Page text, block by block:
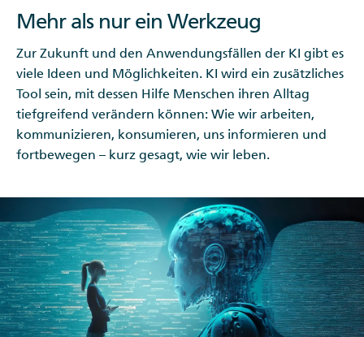
Mehr als nur ein Werkzeug
Zur Zukunft und den Anwendungsfällen der KI gibt es
viele Ideen und Möglichkeiten. KI wird ein zusätzliches
Tool sein, mit dessen Hilfe Menschen ihren Alltag
tiefgreifend verändern können: Wie wir arbeiten,
kommunizieren, konsumieren, uns informieren und
fortbewegen – kurz gesagt, wie wir leben.